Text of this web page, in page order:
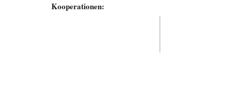
Kooperationen: